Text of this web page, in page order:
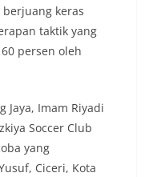
keras
taktik yang
persen oleh
Jaya, Imam Riyadi
Soccer Club
yang
Ciceri, Kota